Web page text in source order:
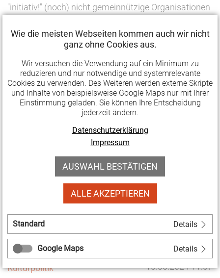
"initiativ!" (noch) nicht gemeinnützige Organisationen
Anträge können ab dem 24. Juni gestellt werden.
–
neues
Förderprogramm
für
(ab
24.06.2024)
11.06.2024 10:51
Publikationen
KMN-Magazin zum Thema
Kunst und Kultur brauchen Räume: um zu entstehen,
um präsentiert zu werden und zu wirken, um erlebt
und gelebt werden zu können. Welches weite
Themenfeld "Kulturräume" eröffnen, betrachtet in der
Juni-Ausgabe des Magazins von Kultur Management
Weiterlesen …
Magazin
zum
Thema
10.06.2024 11:07
Kulturpolitik
Wie die meisten Webseiten kommen auch wir nicht
ganz ohne Cookies aus.
Wir versuchen die Verwendung auf ein Minimum zu
reduzieren und nur notwendige und systemrelevante
Cookies zu verwenden. Des Weiteren werden externe Skripte
und Inhalte von beispielsweise Google Maps nur mit Ihrer
Einstimmung geladen. Sie können Ihre Entscheidung
jederzeit ändern.
Datenschutzerklärung
Impressum
AUSWAHL BESTÄTIGEN
ALLE AKZEPTIEREN
Standard Details
Google Maps Details